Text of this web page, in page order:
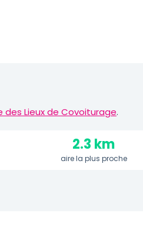
des Lieux de Covoiturage.
2.3 km
aire la plus proche